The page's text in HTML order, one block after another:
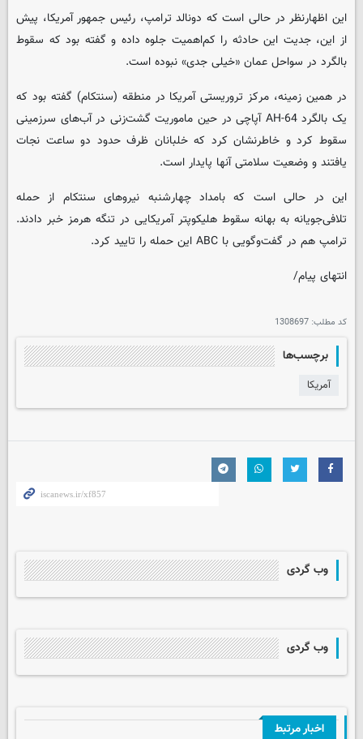
این اظهارنظر در حالی است که دونالد ترامپ، رئیس جمهور آمریکا، پیش
از این، جدیت این حادثه را کم‌اهمیت جلوه داده و گفته بود که سقوط
بالگرد در سواحل عمان «خیلی جدی» نبوده است.
در همین زمینه، مرکز تروریستی آمریکا در منطقه (سنتکام) گفته بود که
یک بالگرد AH-64 آپاچی در حین ماموریت گشت‌زنی در آب‌های سرزمینی
سقوط کرد و خاطرنشان کرد که خلبانان ظرف حدود دو ساعت نجات
یافتند و وضعیت سلامتی آنها پایدار است.
این در حالی است که بامداد چهارشنبه نیروهای سنتکام از حمله
تلافی‌جویانه به بهانه سقوط هلیکوپتر آمریکایی در تنگه هرمز خبر دادند.
ترامپ هم در گفت‌وگویی با ABC این حمله‌ را تایید کرد.
انتهای پیام/
کد مطلب: 1308697
برچسب‌ها
آمریکا
وب گردی
وب گردی
اخبار مرتبط